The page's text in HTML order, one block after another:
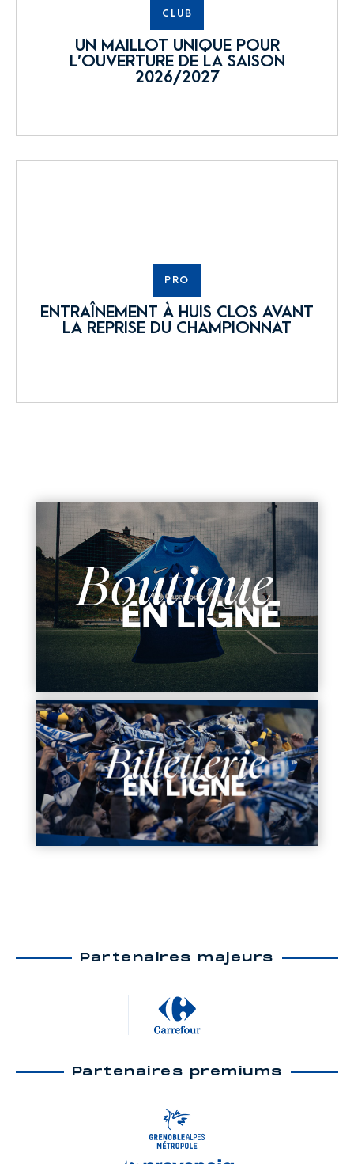
CLUB
UN MAILLOT UNIQUE POUR
L’OUVERTURE DE LA SAISON
2026/2027
PRO
ENTRAÎNEMENT À HUIS CLOS AVANT
LA REPRISE DU CHAMPIONNAT
Partenaires majeurs
Partenaires premiums